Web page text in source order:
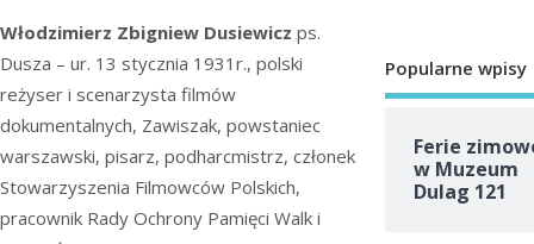
Włodzimierz Zbigniew Dusiewicz ps.
Dusza – ur. 13 stycznia 1931r., polski
reżyser i scenarzysta filmów
dokumentalnych, Zawiszak, powstaniec
warszawski, pisarz, podharcmistrz, członek
Stowarzyszenia Filmowców Polskich,
pracownik Rady Ochrony Pamięci Walk i
Popularne wpisy
Ferie
w Muzeum
Dulag 121